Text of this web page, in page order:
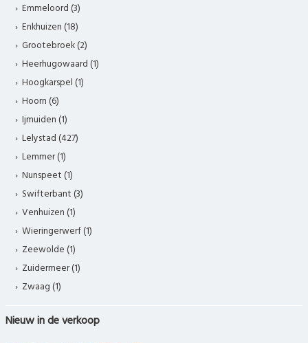
Emmeloord (3)
Enkhuizen (18)
Grootebroek (2)
Heerhugowaard (1)
Hoogkarspel (1)
Hoorn (6)
Ijmuiden (1)
Lelystad (427)
Lemmer (1)
Nunspeet (1)
Swifterbant (3)
Venhuizen (1)
Wieringerwerf (1)
Zeewolde (1)
Zuidermeer (1)
Zwaag (1)
Nieuw in de verkoop